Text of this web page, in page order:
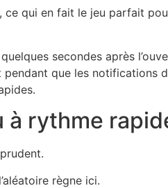
qui en fait le jeu parfait
secondes après
que les notifications
à rythme
règne ici.